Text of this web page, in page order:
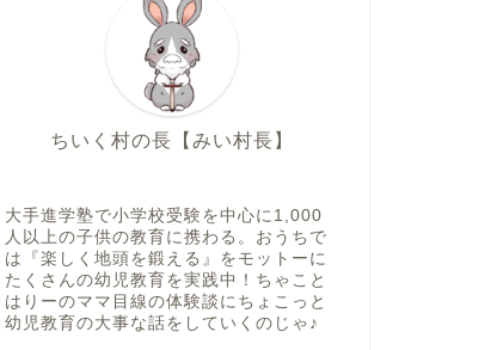
ちいく村の長【みい村長】
大手進学塾で小学校受験を中心に1,000
人以上の子供の教育に携わる。おうちで
は『楽しく地頭を鍛える』をモットーに
たくさんの幼児教育を実践中！ちゃこと
はりーのママ目線の体験談にちょこっと
幼児教育の大事な話をしていくのじゃ♪